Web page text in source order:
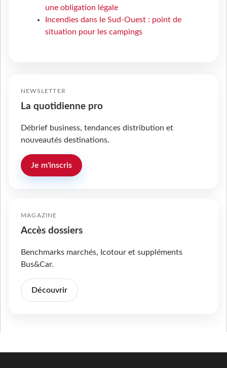
une obligation légale
Incendies dans le Sud-Ouest : point de
situation pour les campings
NEWSLETTER
La quotidienne pro
Débrief business, tendances distribution et
nouveautés destinations.
Je m'inscris
MAGAZINE
Accès dossiers
Benchmarks marchés, Icotour et suppléments
Bus&Car.
Découvrir